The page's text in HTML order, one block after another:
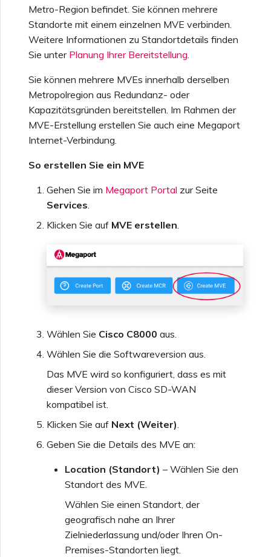
Metro-Region befindet. Sie können mehrere
Standorte mit einem einzelnen MVE verbinden.
Weitere Informationen zu Standortdetails finden
Sie unter Planung Ihrer Bereitstellung
Sie können mehrere MVEs innerhalb derselben
Metropolregion aus Redundanz- oder
Kapazitätsgründen bereitstellen. Im Rahmen der
MVE-Erstellung erstellen Sie auch eine Megaport
Internet-Verbindung.
So erstellen Sie ein MVE
Gehen Sie im Megaport Portal zur Seite
Services
Klicken Sie auf MVE erstellen
Wählen Sie Cisco C8000 aus.
Wählen Sie die Softwareversion aus.
Das MVE wird so konfiguriert, dass es mit
dieser Version von Cisco SD-WAN
kompatibel ist.
Klicken Sie auf Next (Weiter).
Geben Sie die Details des MVE an:
Location (Standort) – Wählen Sie den
Standort des MVE.
Wählen Sie einen Standort, der
geografisch nahe an Ihrer
Zielniederlassung und/oder Ihren On-
Premises-Standorten liegt.